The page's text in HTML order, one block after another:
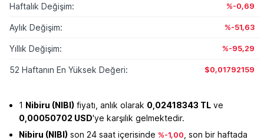
Haftalık Değişim: %-0,69
Aylık Değişim: %-51,63
Yıllık Değişim: %-95,29
52 Haftanın En Yüksek Değeri: $0,01792159
1 Nibiru (NIBI) fiyatı, anlık olarak 0,02418343 TL ve
0,00050702 USD'ye karşılık gelmektedir.
Nibiru (NIBI) son 24 saat içerisinde %-1,00 , son bir haftada